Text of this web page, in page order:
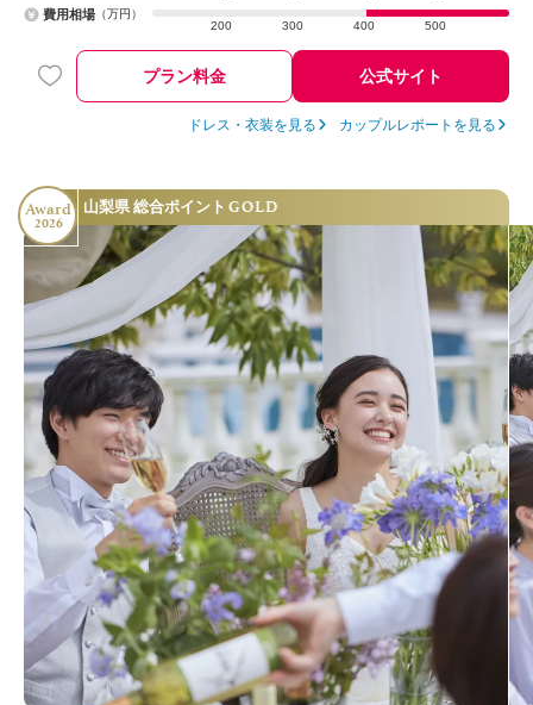
費用相場 （万円）
200
300 400 500
プラン料金 公式サイト
ドレス・衣装を見る カップルレポートを見る
Award
2026
山梨県 総合ポイント GOLD